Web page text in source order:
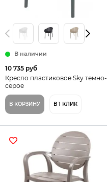
В наличии
10 735 руб
Кресло пластиковое Sky темно-
серое
В КОРЗИНУ В 1 КЛИК